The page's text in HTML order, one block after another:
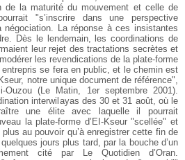
de la maturité du mouvement et celle de
"s’inscrire dans une perspective
La réponse à ces insistantes
Dès le lendemain, les coordinations de
leur rejet des tractations secrètes et
les revendications de la plate-forme
se fera en public, et le chemin est
notre unique document de référence",
(Le Matin, 1er septembre 2001).
interwilayas des 30 et 31 août, où le
une élite avec laquelle il pourrait
la plate-forme d’EI-Kseur "scellée" et
au pouvoir qu’à enregistrer cette fin de
jours plus tard, par la bouche d’un
cité par Le Quotidien d’Oran.